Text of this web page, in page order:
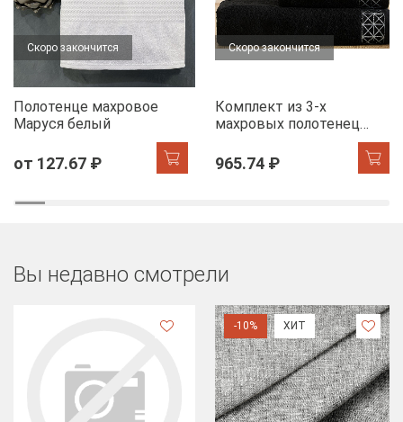
Скоро закончится
Полотенце махровое
Маруся белый
от 127.67 ₽
Скоро закончится
Комплект из 3-х
махровых полотенец
FLOOX бордюр Диана,
черный
965.74 ₽
Вы недавно смотрели
-10% ХИТ